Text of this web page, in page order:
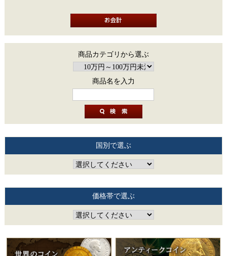
商品カテゴリから選ぶ
商品名を入力
国別で選ぶ
価格帯で選ぶ